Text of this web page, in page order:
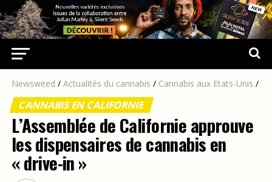
Newsweed / Actualités du cannabis / Cannabis aux Etats-Unis /
CANNABIS EN CALIFORNIE
L’Assemblée de Californie approuve
les dispensaires de cannabis en
« drive-in »